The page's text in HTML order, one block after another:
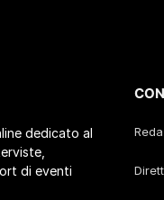
dedicato al
di eventi